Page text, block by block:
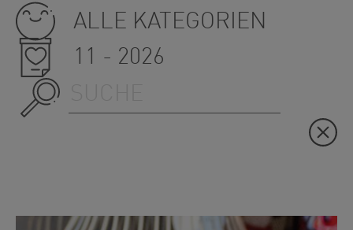
ALLE KATEGORIEN
11 - 2026
Suche starten